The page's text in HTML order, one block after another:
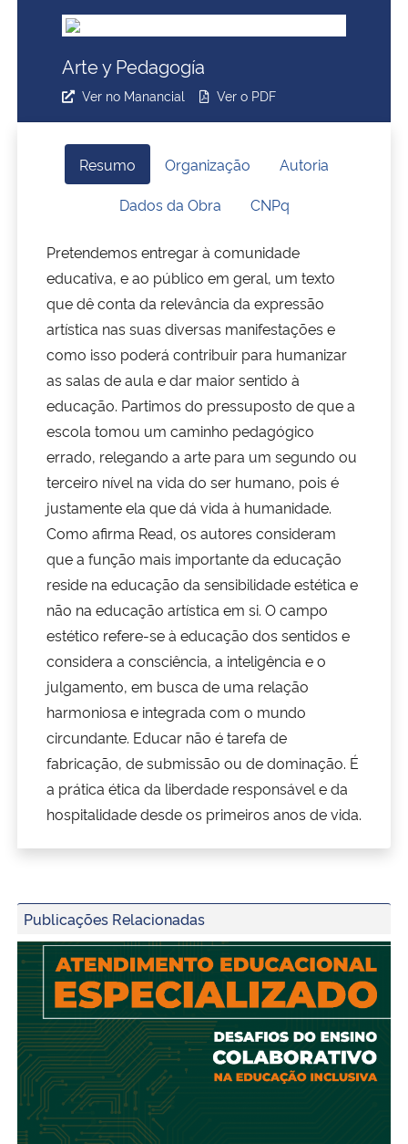
Ministério da Cidadania
Ministério da Saúde
Ministério da Ciência, Tecnologia, Inovações e Comunicações
Ministério do Meio Ambiente
Ministério do Turismo
Ministério do Desenvolvimento Regional
Controladoria-Geral da União
Ministério da Mulher, da Família e dos Direitos Humanos
Secretaria-Geral
Advocacia-Geral da União
Banco Central do Brasil
Arte y Pedagogía
Ver no Manancial Ver o PDF
Resumo Organização
Autoria
Dados da Obra
CNPq
Pretendemos entregar à comunidade
educativa, e ao público em geral, um texto
que dê conta da relevância da expressão
artística nas suas diversas manifestações e
como isso poderá contribuir para humanizar
as salas de aula e dar maior sentido à
educação. Partimos do pressuposto de que a
escola tomou um caminho pedagógico
errado, relegando a arte para um segundo ou
terceiro nível na vida do ser humano, pois é
justamente ela que dá vida à humanidade.
Como afirma Read, os autores consideram
que a função mais importante da educação
reside na educação da sensibilidade estética e
não na educação artística em si. O campo
estético refere-se à educação dos sentidos e
considera a consciência, a inteligência e o
julgamento, em busca de uma relação
harmoniosa e integrada com o mundo
circundante. Educar não é tarefa de
fabricação, de submissão ou de dominação. É
a prática ética da liberdade responsável e da
hospitalidade desde os primeiros anos de vida.
Publicações Relacionadas
Capa do ebook